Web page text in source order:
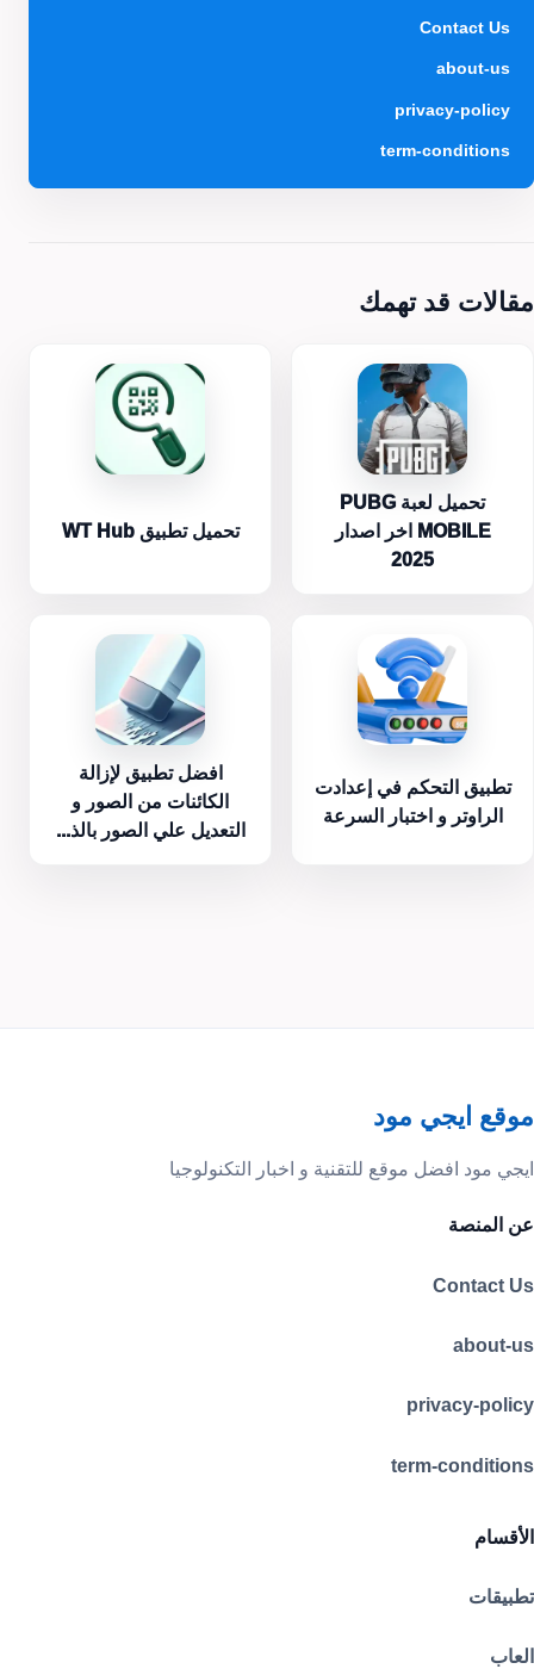
Contact Us
about-us
privacy-policy
term-conditions
مقالات قد تهمك
تحميل لعبة PUBG
MOBILE اخر اصدار
2025
تحميل تطبيق WT Hub
تطبيق التحكم في إعدادت
الراوتر و اختبار السرعة
افضل تطبيق لإزالة
الكائنات من الصور و
التعديل علي الصور بالذ...
موقع ايجي مود
ايجي مود افضل موقع للتقنية و اخبار التكنولوجيا
عن المنصة
Contact Us
about-us
privacy-policy
term-conditions
الأقسام
تطبيقات
العاب